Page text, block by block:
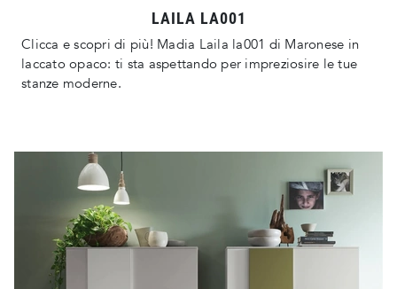
LAILA LA001
Clicca e scopri di più! Madia Laila la001 di Maronese in
laccato opaco: ti sta aspettando per impreziosire le tue
stanze moderne.